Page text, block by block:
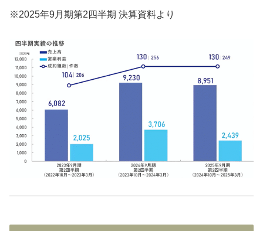
※2025年9月期第2四半期 決算資料より